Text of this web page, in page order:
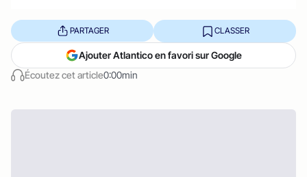
Écoutez cet article0:00min
PARTAGER CLASSER
Ajouter Atlantico en favori sur Google